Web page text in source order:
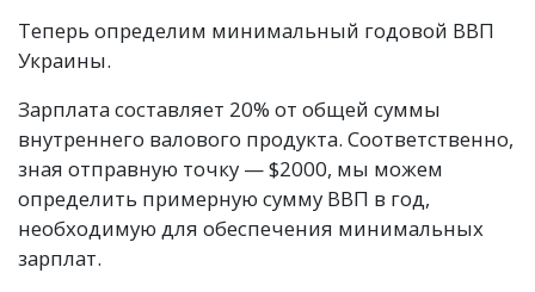
Теперь определим минимальный годовой ВВП
Украины.
Зарплата составляет 20% от общей суммы
внутреннего валового продукта. Соответственно,
зная отправную точку — $2000, мы можем
определить примерную сумму ВВП в год,
необходимую для обеспечения минимальных
зарплат.